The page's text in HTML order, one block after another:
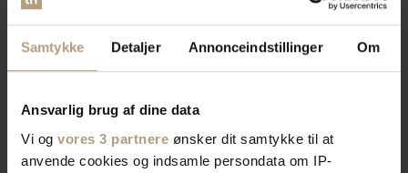
Samtykke Detaljer Annonceindstillinger Om
Ansvarlig brug af dine data
Vi og vores 3 partnere ønsker dit samtykke til at
anvende cookies og indsamle persondata om IP-